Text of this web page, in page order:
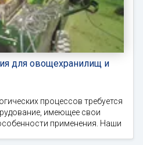
для овощехранилищ и
процессов требуется
имеющее свои
применения. Наши